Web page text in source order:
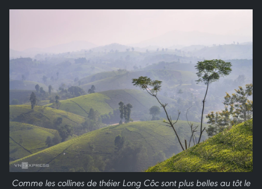
Comme les collines de théier Long Côc sont plus belles au tôt le